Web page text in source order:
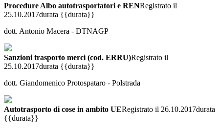
Procedure Albo autotrasportatori e RENRegistrato il
25.10.2017durata {{durata}}
dott. Antonio Macera - DTNAGP
Sanzioni trasporto merci (cod. ERRU)Registrato il
25.10.2017durata {{durata}}
dott. Giandomenico Protospataro - Polstrada
Autotrasporto di cose in ambito UERegistrato il 26.10.2017durata
{{durata}}